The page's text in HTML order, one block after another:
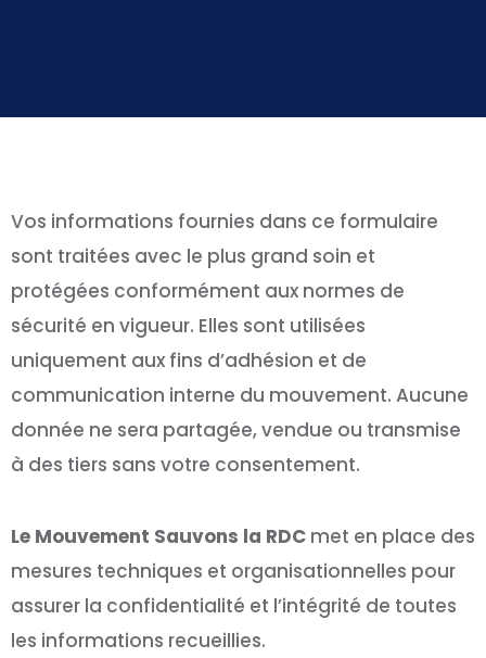
Vos informations fournies dans ce formulaire
sont traitées avec le plus grand soin et
protégées conformément aux normes de
sécurité en vigueur. Elles sont utilisées
uniquement aux fins d’adhésion et de
communication interne du mouvement. Aucune
donnée ne sera partagée, vendue ou transmise
à des tiers sans votre consentement.
Le Mouvement Sauvons la RDC met en place des
mesures techniques et organisationnelles pour
assurer la confidentialité et l’intégrité de toutes
les informations recueillies.